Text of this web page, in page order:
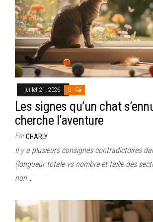
juillet 21, 2026 0
Les signes qu’un chat
cherche l’aventure
ParCHARLY
Il y a plusieurs consignes contradictoires
(longueur totale vs nombre et taille des
non…